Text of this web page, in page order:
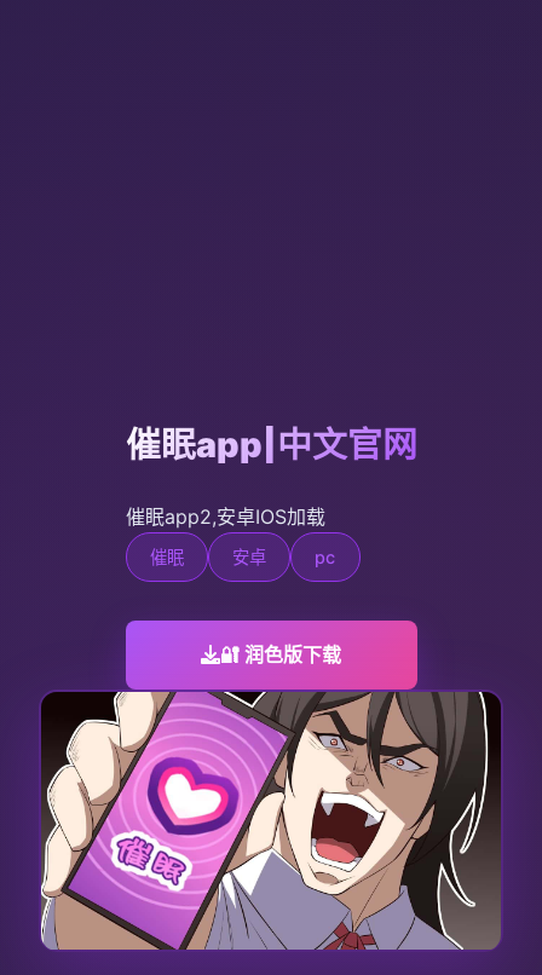
催眠app|中文官网
催眠app2,安卓IOS加载
催眠 安卓 pc
🔐 润色版下载